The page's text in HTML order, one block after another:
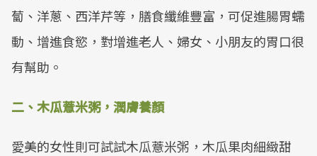
蔔、洋蔥、西洋芹等，膳食纖維豐富，可促進腸胃蠕
動、增進食慾，對增進老人、婦女、小朋友的胃口很
有幫助。
二、木瓜薏米粥，潤膚養顏
愛美的女性則可試試木瓜薏米粥，木瓜果肉細緻甜